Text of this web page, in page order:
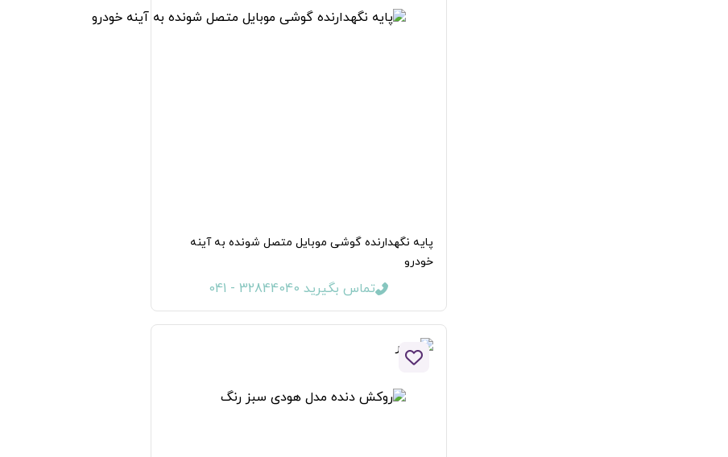
پایه نگهدارنده گوشی موبایل متصل شونده به آینه
خودرو
تماس بگیرید 32844040 - 041
افزودن به لیست علاقه مندی ها